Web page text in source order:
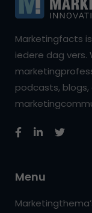
Marketingfacts
iedere dag vers.
podcasts, blogs,
Menu